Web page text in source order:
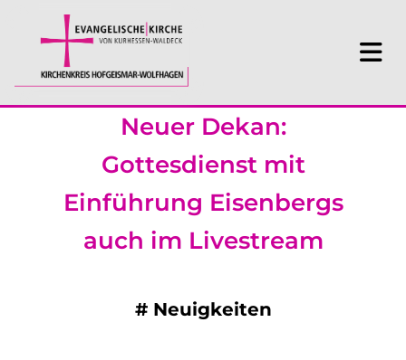
Neuer Dekan:
Gottesdienst mit
Einführung Eisenbergs
auch im Livestream
# Neuigkeiten